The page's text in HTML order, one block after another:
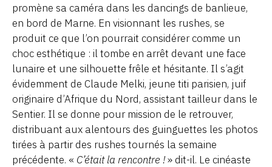
promène sa caméra dans les dancings de banlieue,
en bord de Marne. En visionnant les rushes, se
produit ce que l’on pourrait considérer comme un
choc esthétique : il tombe en arrêt devant une face
lunaire et une silhouette frêle et hésitante. Il s’agit
évidemment de Claude Melki, jeune titi parisien, juif
originaire d’Afrique du Nord, assistant tailleur dans le
Sentier. Il se donne pour mission de le retrouver,
distribuant aux alentours des guinguettes les photos
tirées à partir des rushes tournés la semaine
précédente. « C’était la rencontre !» dit-il. Le cinéaste